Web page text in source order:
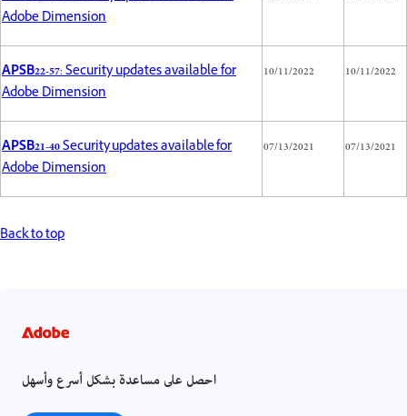
Adobe Dimension
APSB22-57: Security updates available for
Adobe Dimension
10/11/2022 10/11/2022
APSB21-40Security updates available for
Adobe Dimension
07/13/2021 07/13/2021
Back to top
احصل على مساعدة بشكل أسرع وأسهل